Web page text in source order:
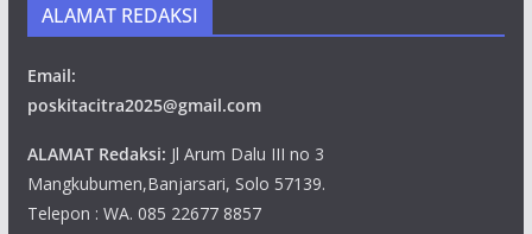
ALAMAT REDAKSI
Email:
poskitacitra2025@gmail.com
ALAMAT Redaksi: Jl Arum Dalu III no 3
Mangkubumen,Banjarsari, Solo 57139.
Telepon : WA. 085 22677 8857